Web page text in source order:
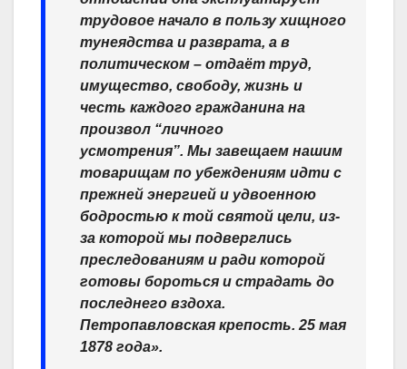
трудовое начало в пользу хищного
тунеядства и разврата, а в
политическом – отдаёт труд,
имущество, свободу, жизнь и
честь каждого гражданина на
произвол “личного
усмотрения”. Мы завещаем нашим
товарищам по убеждениям идти с
прежней энергией и удвоенною
бодростью к той святой цели, из-
за которой мы подверглись
преследованиям и ради которой
готовы бороться и страдать до
последнего вздоха.
Петропавловская крепость. 25 мая
1878 года».